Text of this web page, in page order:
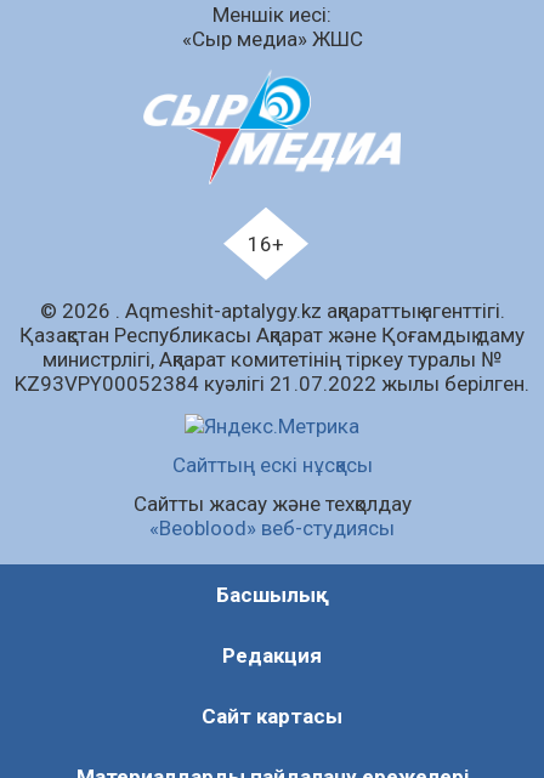
Қазақстандықтардың 72,3%-ы жаңа
Құрылтай үшін дауыс беруге дайын
Мектептен – Ұлттық ұлан сапына
Ағза донорлығы бойынша ақпараттық-
түсіндіру жұмыстары жүргізілді
Трансплантациялық үйлестіру және
донорлық процесті ұйымдастыру»
тақырыбында семинар өткізілді
63
құрамы тексерілді: сараптама не көрсетті
04.08.2026
Барлық жаңалық
Меншік иесі:
«Сыр медиа» ЖШС
16+
© 2026 . Аqmeshit-aptalygy.kz ақпараттық агенттігі.
Қазақстан Республикасы Ақпарат және Қоғамдық даму
министрлігі, Ақпарат комитетінің тіркеу туралы №
KZ93VPY00052384 куәлігі 21.07.2022 жылы берілген.
Сайттың ескі нұсқасы
Сайтты жасау және техқолдау
«Beoblood» веб-студиясы
Басшылық
Редакция
Сайт картасы